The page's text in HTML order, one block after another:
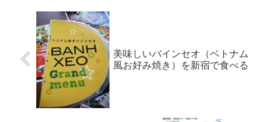
美味しいバインセオ（ベトナム
風お好み焼き）を新宿で食べる